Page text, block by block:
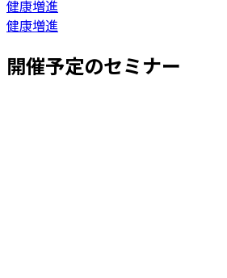
健康増進
健康増進
開催予定のセミナー